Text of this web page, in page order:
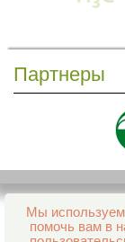
Партнеры
Мы используем
помочь вам в
Все права защищены и
© 2013–2026 Интернет-